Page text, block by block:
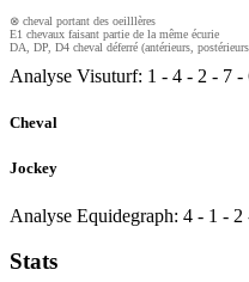
⊗ cheval portant des oeilllères
E1 chevaux faisant partie de la même écurie
DA, DP, D4 cheval déferré (antérieurs,
Analyse Visuturf: 1 - 4 - 2 - 7 -
Cheval
Jockey
Analyse Equidegraph: 4 - 1 - 2
Stats